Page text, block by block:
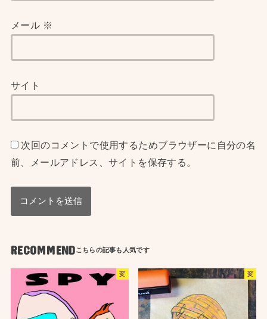
メール ※
サイト
次回のコメントで使用するためブラウザーに自分の名
前、メールアドレス、サイトを保存する。
RECOMMEND
変 変